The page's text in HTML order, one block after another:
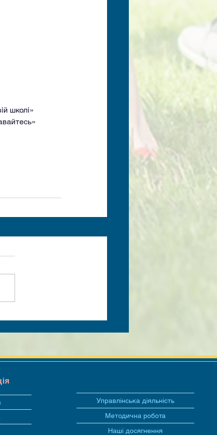
школі»
Управлінська діяльність
Методична робота
Наші досягнення